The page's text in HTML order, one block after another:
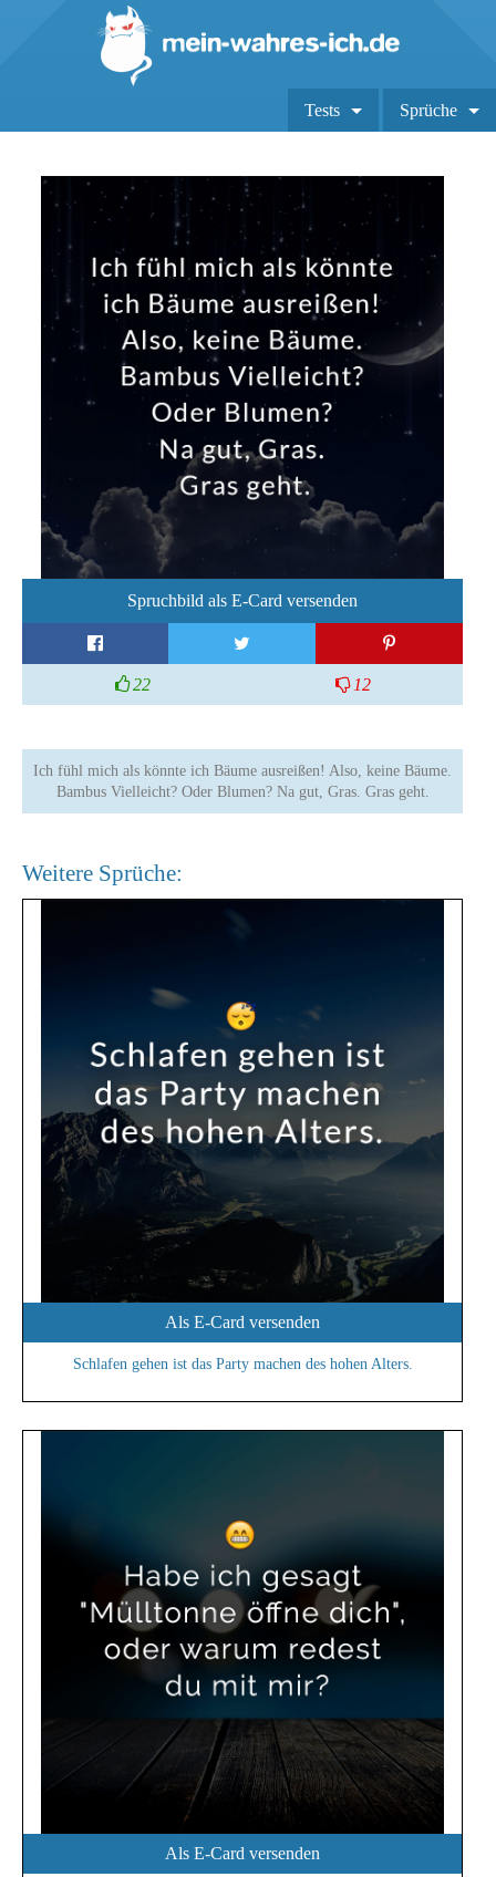
Tests Sprüche
Spruchbild als E-Card versenden
22 12
Ich fühl mich als könnte ich Bäume ausreißen! Also, keine Bäume.
Bambus Vielleicht? Oder Blumen? Na gut, Gras. Gras geht.
Weitere Sprüche:
Als E-Card versenden
Schlafen gehen ist das Party machen des hohen Alters.
Als E-Card versenden